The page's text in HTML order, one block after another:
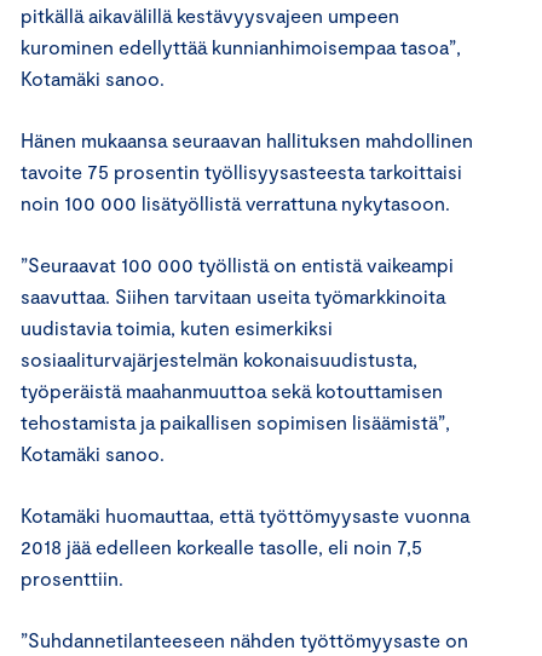
pitkällä aikavälillä kestävyysvajeen umpeen
kurominen edellyttää kunnianhimoisempaa tasoa”,
Kotamäki sanoo.
Hänen mukaansa seuraavan hallituksen mahdollinen
tavoite 75 prosentin työllisyysasteesta tarkoittaisi
noin 100 000 lisätyöllistä verrattuna nykytasoon.
”Seuraavat 100 000 työllistä on entistä vaikeampi
saavuttaa. Siihen tarvitaan useita työmarkkinoita
uudistavia toimia, kuten esimerkiksi
sosiaaliturvajärjestelmän kokonaisuudistusta,
työperäistä maahanmuuttoa sekä kotouttamisen
tehostamista ja paikallisen sopimisen lisäämistä”,
Kotamäki sanoo.
Kotamäki huomauttaa, että työttömyysaste vuonna
2018 jää edelleen korkealle tasolle, eli noin 7,5
prosenttiin.
”Suhdannetilanteeseen nähden työttömyysaste on